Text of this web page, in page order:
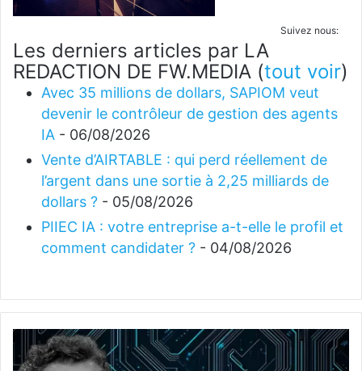
Suivez nous:
Les derniers articles par LA
REDACTION DE FW.MEDIA (tout voir)
Avec 35 millions de dollars, SAPIOM veut
devenir le contrôleur de gestion des agents
IA - 06/08/2026
Vente d’AIRTABLE : qui perd réellement de
l’argent dans une sortie à 2,25 milliards de
dollars ? - 05/08/2026
PIIEC IA : votre entreprise a-t-elle le profil et
comment candidater ? - 04/08/2026